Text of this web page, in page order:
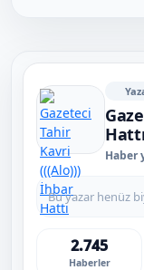
Hattı
Haber
Bu yazar henüz
2.745
Haberler